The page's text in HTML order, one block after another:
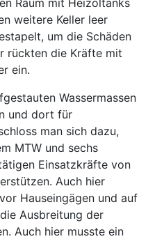
Raum mit Heizöltanks
weitere Keller leer
um die Schäden
rückten die Kräfte mit
ein.
Wassermassen
und dort für
man sich dazu,
MTW und sechs
Einsatzkräfte von
Auch hier
Hauseingägen und auf
Ausbreitung der
Auch hier musste ein